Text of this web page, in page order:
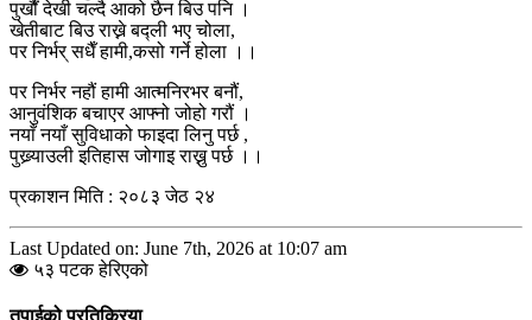
पुर्खौं देखी चल्दै आको छैन बिउ पनि ।
खेतीबाट बिउ राख्ने बद्ली भए चोला,
पर निर्भर् सधैँ हामी,कसो गर्ने होला ।।
पर निर्भर नहौं हामी आत्मनिरभर बनौं,
आनुवंशिक बचाएर आफ्नो जोहो गरौं ।
नयाँ नयाँ सुविधाको फाइदा लिनु पर्छ ,
पुख्र्याउली इतिहास जोगाइ राख्नु पर्छ ।।
प्रकाशन मिति : २०८३ जेठ २४
Last Updated on: June 7th, 2026 at 10:07 am
५३ पटक हेरिएको
तपाईको प्रतिक्रिया